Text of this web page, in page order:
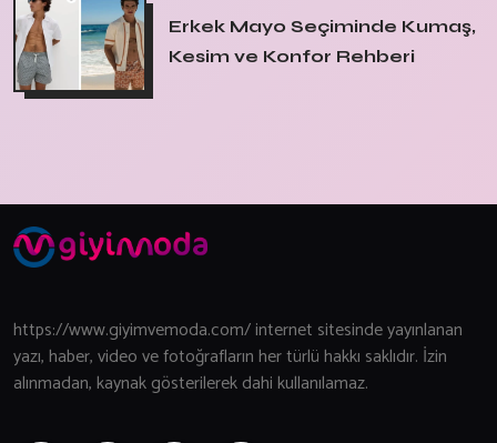
Erkek Mayo Seçiminde Kumaş,
Kesim ve Konfor Rehberi
https://www.giyimvemoda.com/ internet sitesinde yayınlanan
yazı, haber, video ve fotoğrafların her türlü hakkı saklıdır. İzin
alınmadan, kaynak gösterilerek dahi kullanılamaz.